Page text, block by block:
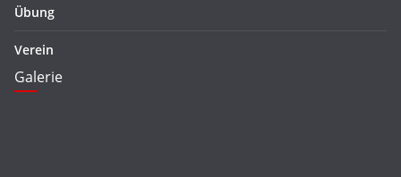
Übung
Verein
Galerie